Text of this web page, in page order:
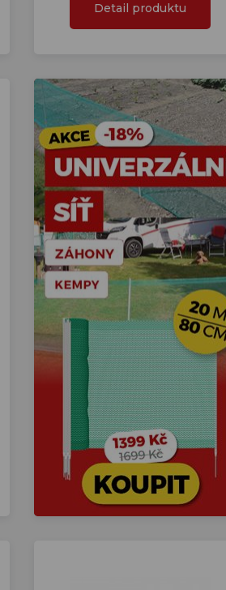
Detail produktu